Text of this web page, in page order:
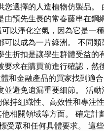
選擇的人造植物仿製品。
預先生長的常春藤串在鋼
以淨化空氣，因為它是一種
以成為一片綠洲。 不同
折扣是讓學生群體受益的
求在購買前進行確認，然
和金融產品的買家找到適
避免遺漏重要細節。 活動
持組織性、高效性和專注性
相關領域等方面。 確定計
受眾和任何具體要求。 這